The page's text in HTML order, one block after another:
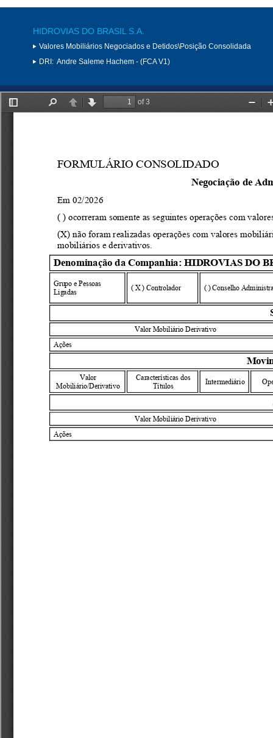
HIDROVIAS DO BRASIL S.A.
Valores Mobiliários Negociados e Detidos\Posição Consolidada
DRI: Andre Saleme Hachem - (FCA V1)